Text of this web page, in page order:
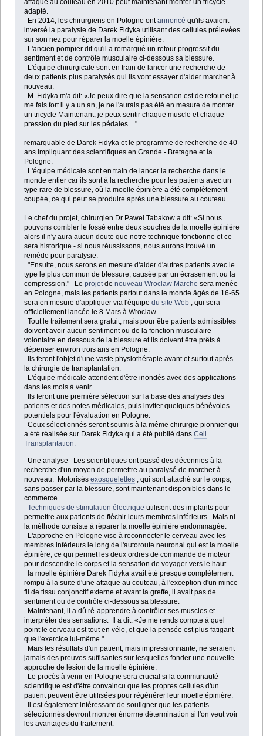
adapté.
En 2014, les chirurgiens en Pologne ontannoncé qu'ils avaient
inversé la paralysie de Darek Fidyka utilisant des cellules prélevées
sur son nez pour réparer la moelle épinière.
L'ancien pompier dit qu'il a remarqué un retour progressif du
sentiment et de contrôle musculaire ci-dessous sa blessure.
L'équipe chirurgicale sont en train de lancer une recherche de
deux patients plus paralysés qui ils vont essayer d'aider marcher à
nouveau.
M. Fidyka m'a dit: «Je peux dire que la sensation est de retour et je
me fais fort il y a un an, je ne l'aurais pas été en mesure de monter
un tricycle Maintenant, je peux sentir chaque muscle et chaque
pression du pied sur les pédales... "
remarquable de Darek Fidyka et le programme de recherche de 40
ans impliquant des scientifiques en Grande - Bretagne et la
Pologne.
L'équipe médicale sont en train de lancer la recherche dans le
monde entier car ils sont à la recherche pour les patients avec un
type rare de blessure, où la moelle épinière a été complètement
coupée, ce qui peut se produire après une blessure au couteau.
Le chef du projet, chirurgien Dr Pawel Tabakow a dit: «Si nous
pouvons combler le fossé entre deux souches de la moelle épinière
alors il n'y aura aucun doute que notre technique fonctionne et ce
sera historique - si nous réussissons, nous aurons trouvé un
remède pour paralysie.
"Ensuite, nous serons en mesure d'aider d'autres patients avec le
type le plus commun de blessure, causée par un écrasement ou la
compression." Le projetde nouveau Wroclaw Marche sera menée
en Pologne, mais les patients partout dans le monde âgés de 16-65
sera en mesure d'appliquer via l'équipe du site Web, qui sera
officiellement lancée le 8 Mars à Wroclaw.
Tout le traitement sera gratuit, mais pour être patients admissibles
doivent avoir aucun sentiment ou de la fonction musculaire
volontaire en dessous de la blessure et ils doivent être prêts à
dépenser environ trois ans en Pologne.
Ils feront l'objet d'une vaste physiothérapie avant et surtout après
la chirurgie de transplantation.
L'équipe médicale attendent d'être inondés avec des applications
dans les mois à venir.
Ils feront une première sélection sur la base des analyses des
patients et des notes médicales, puis inviter quelques bénévoles
potentiels pour l'évaluation en Pologne.
Ceux sélectionnés seront soumis à la même chirurgie pionnier qui
a été réalisée sur Darek Fidyka qui a été publié dans Cell
Transplantation.
Une analyse Les scientifiques ont passé des décennies à la
recherche d'un moyen de permettre au paralysé de marcher à
nouveau. Motorisés exosquelettes, qui sont attaché sur le corps,
sans passer par la blessure, sont maintenant disponibles dans le
commerce.
Techniques de stimulation électrique utilisent des implants pour
permettre aux patients de fléchir leurs membres inférieurs. Mais ni
la méthode consiste à réparer la moelle épinière endommagée.
L'approche en Pologne vise à reconnecter le cerveau avec les
membres inférieurs le long de l'autoroute neuronal qui est la moelle
épinière, ce qui permet les deux ordres de commande de moteur
pour descendre le corps et la sensation de voyager vers le haut.
la moelle épinière Darek Fidyka avait été presque complètement
rompu à la suite d'une attaque au couteau, à l'exception d'un mince
fil de tissu conjonctif externe et avant la greffe, il avait pas de
sentiment ou de contrôle ci-dessous sa blessure.
Maintenant, il a dû ré-apprendre à contrôler ses muscles et
interpréter des sensations. Il a dit: «Je me rends compte à quel
point le cerveau est tout en vélo, et que la pensée est plus fatigant
que l'exercice lui-même."
Mais les résultats d'un patient, mais impressionnante, ne seraient
jamais des preuves suffisantes sur lesquelles fonder une nouvelle
approche de lésion de la moelle épinière.
Le procès à venir en Pologne sera crucial si la communauté
scientifique est d'être convaincu que les propres cellules d'un
patient peuvent être utilisées pour régénérer leur moelle épinière.
Il est également intéressant de souligner que les patients
sélectionnés devront montrer énorme détermination si l'on veut voir
les avantages du traitement.